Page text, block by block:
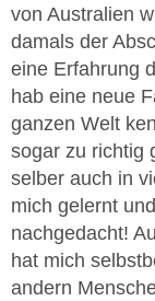
von Australien
damals der
eine Erfahrung
hab eine neue
ganzen Welt
sogar zu richtig
selber auch in
mich gelernt
nachgedacht!
hat mich
andern